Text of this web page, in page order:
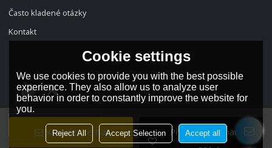
Kontaktujte Nás
Přidat Do Seznamu
Často kladené otázky
Kontakt
český
Cookie settings
We use cookies to provide you with the best possible
experience. They also allow us to analyze user
behavior in order to constantly improve the website for
you.
Reject All Accept Selection Accept all